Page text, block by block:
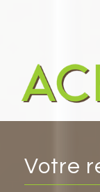
Votre